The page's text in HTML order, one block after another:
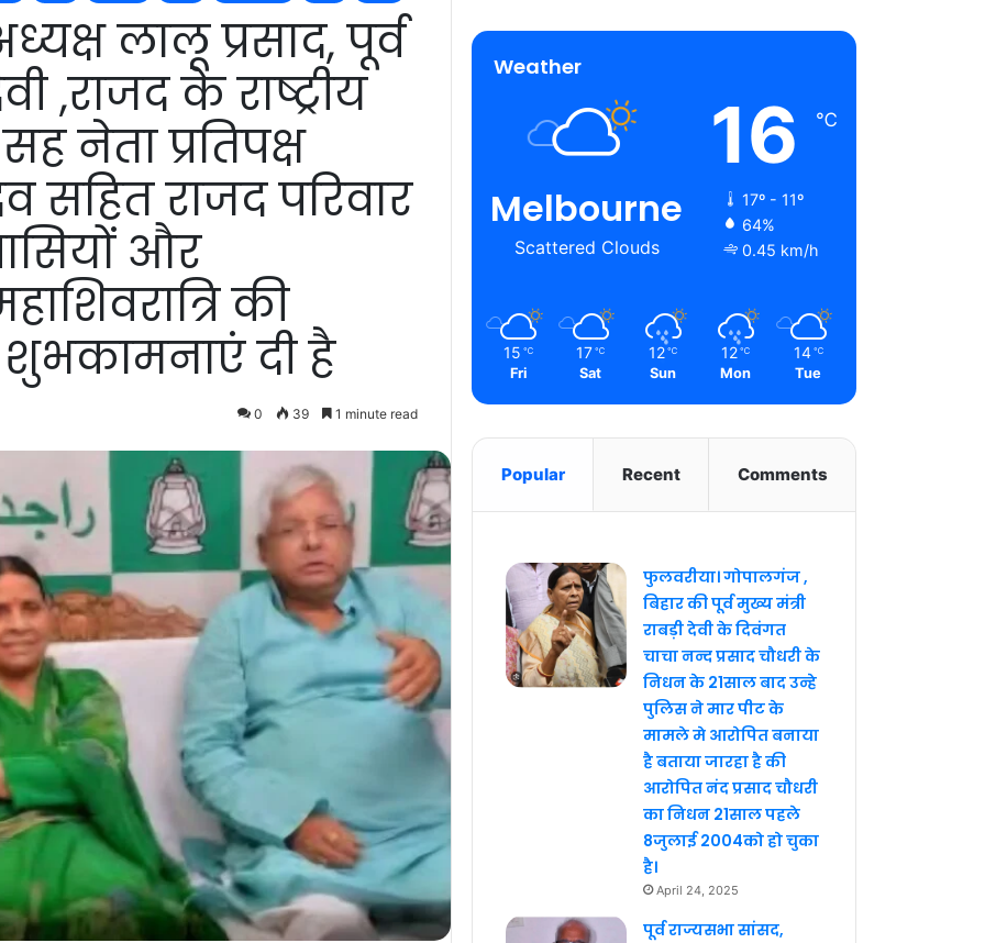
लालू प्रसाद, पूर्व
,राजद के राष्ट्रीय
नेता प्रतिपक्ष
सहित राजद परिवार
और
की
शुभकामनाएं दी है
0 39 1 minute read
Weather
Melbourne
Scattered Clouds
16 ℃
17º - 11º
64%
0.45 km/h
15 ℃
Fri
17 ℃
Sat
12 ℃
Sun
12 ℃
Mon
14 ℃
Tue
Popular Recent Comments
फुलवरीया। गोपालगंज ,
बिहार की पूर्व मुख्य मंत्री
राबड़ी देवी के दिवंगत
चाचा नन्द प्रसाद चौधरी के
निधन के 21साल बाद उन्हे
पुलिस ने मार पीट के
मामले मे आरोपित बनाया
है बताया जारहा है की
आरोपित नंद प्रसाद चौधरी
का निधन 21साल पहले
8जुलाई 2004को हो चुका
है।
April 24, 2025
पूर्व राज्यसभा सांसद,